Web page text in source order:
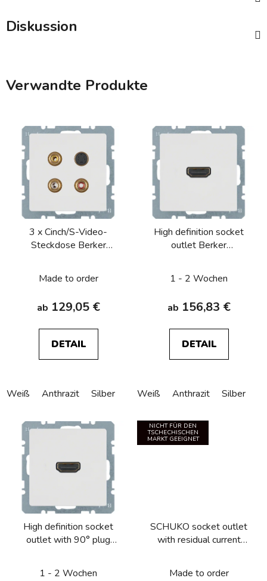
Diskussion
Verwandte Produkte
3 x Cinch/S-Video-
Steckdose Berker
Made to order
ab 129,05 €
DETAIL
Weiß Anthrazit Silber
High definition socket
outlet Berker
1 - 2 Wochen
ab 156,83 €
DETAIL
Weiß Anthrazit Silber
High definition socket
outlet with 90° plug
Q.1/Q.3/Q.7/Q.9
1 - 2 Wochen
NICHT FÜR DEN
TSCHECHISCHEN
MARKT GEEIGNET
SCHUKO socket outlet
with residual current
Q.1/Q.3/Q.7/Q.9
Made to order